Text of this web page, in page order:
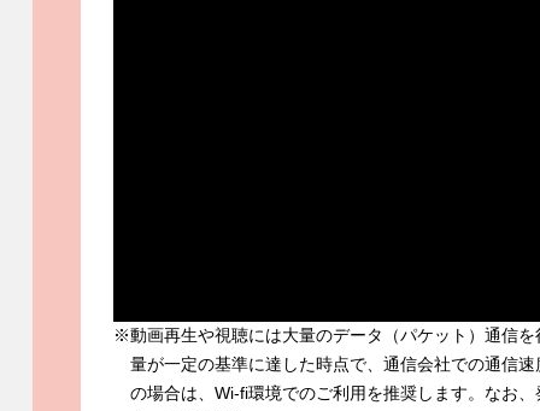
※動画再生や視聴には大量のデータ（パケット）通信
量が一定の基準に達した時点で、通信会社での通信
の場合は、Wi-fi環境でのご利用を推奨します。なお